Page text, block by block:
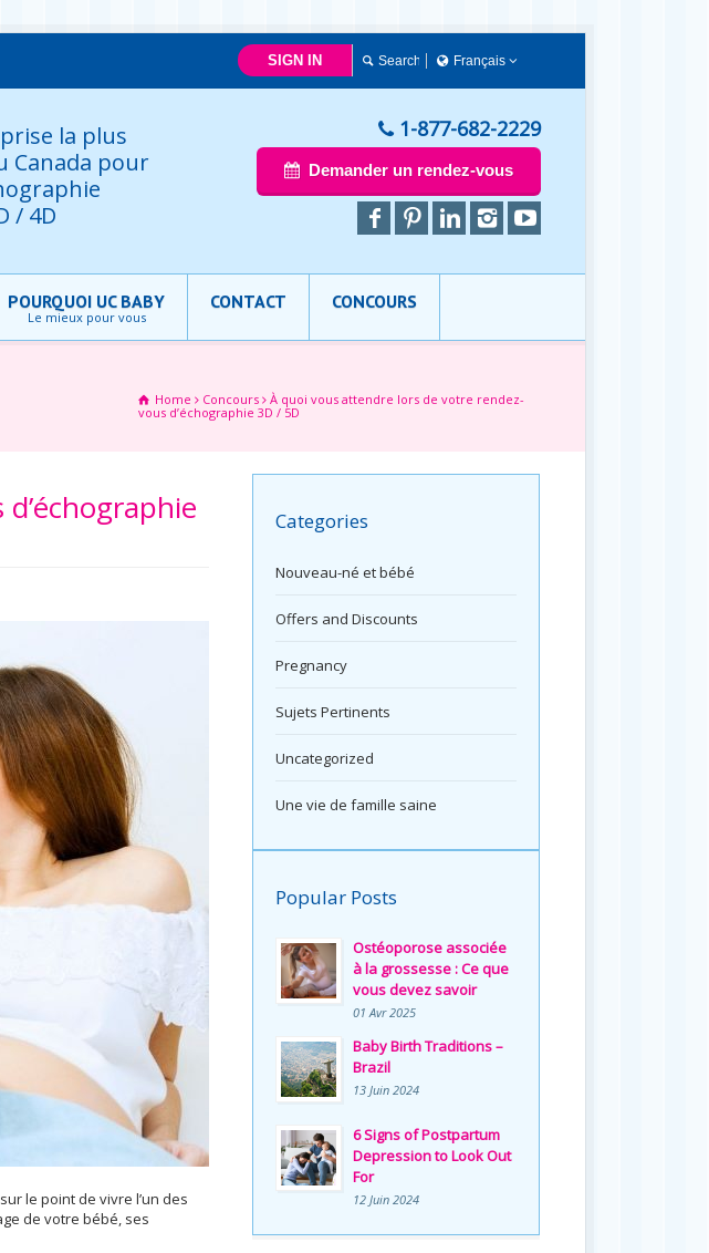
SIGN IN
Français
简体中文
Français
English
la plus
Canada pour
/ 4D
1-877-682-2229
Demander un rendez-vous
POURQUOI UC BABY
Le mieux pour vous
CONTACT CONCOURS
Home Concours
À quoi vous attendre lors de votre rendez-
vous d’échographie 3D / 5D
le point de vivre l’un des
de votre bébé, ses
Categories
Nouveau-né et bébé
Offers and Discounts
Pregnancy
Sujets Pertinents
Uncategorized
Une vie de famille saine
Popular Posts
Ostéoporose associée
à la grossesse : Ce que
vous devez savoir
01 Avr 2025
Baby Birth Traditions –
Brazil
13 Juin 2024
6 Signs of Postpartum
Depression to Look Out
For
12 Juin 2024